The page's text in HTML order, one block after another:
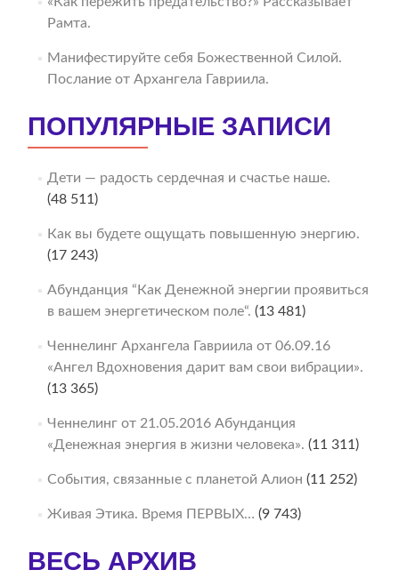
Рамта.
Манифестируйте себя Божественной Силой.
Послание от Архангела Гавриила.
ПОПУЛЯРНЫЕ ЗАПИСИ
Дети — радость сердечная и счастье наше.
(48 511)
Как вы будете ощущать повышенную энергию.
(17 243)
Абунданция “Как Денежной энергии проявиться
в вашем энергетическом поле“. (13 481)
Ченнелинг Архангела Гавриила от 06.09.16
«Ангел Вдохновения дарит вам свои вибрации».
(13 365)
Ченнелинг от 21.05.2016 Абунданция
«Денежная энергия в жизни человека». (11 311)
События, связанные с планетой Алион (11 252)
Живая Этика. Время ПЕРВЫХ… (9 743)
ВЕСЬ АРХИВ